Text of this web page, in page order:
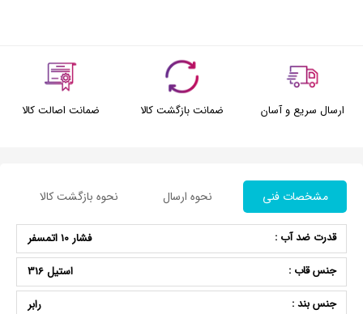
ارسال سریع و آسان ضمانت بازگشت کالا ضمانت اصالت کالا
مشخصات فنی نحوه ارسال نحوه بازگشت کالا
قدرت ضد آب :
فشار 10 اتمسفر
جنس قاب :
استیل 316
جنس بند :
رابر